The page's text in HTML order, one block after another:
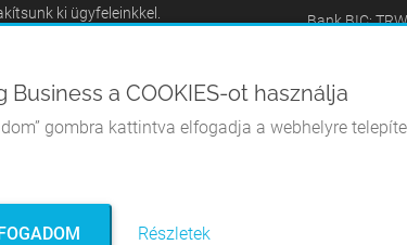
ki ügyfeleinkkel.
Bank BIC:
Business a COOKIES-ot használja
gombra kattintva elfogadja a webhelyre
Részletek